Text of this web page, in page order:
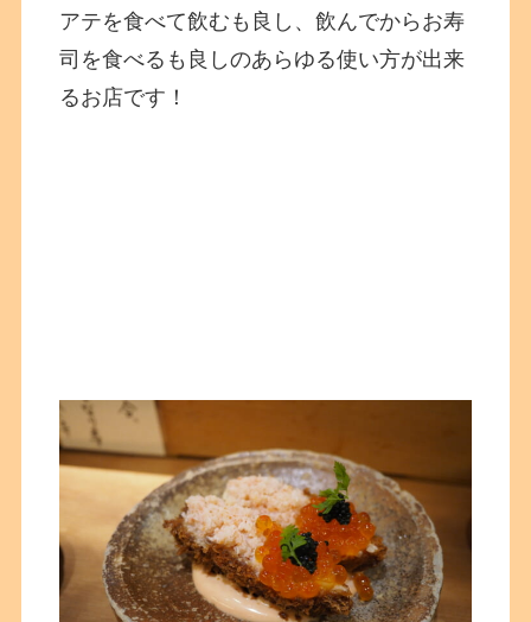
アテを食べて飲むも良し、飲んでからお寿
司を食べるも良しのあらゆる使い方が出来
るお店です！